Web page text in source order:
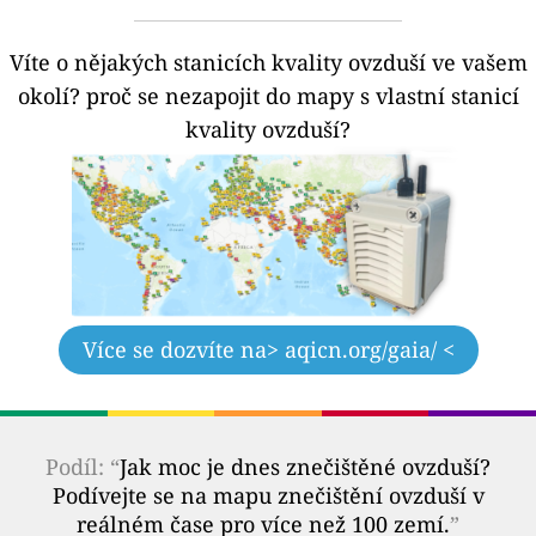
Víte o nějakých stanicích kvality ovzduší ve vašem
okolí? proč se nezapojit do mapy s vlastní stanicí
kvality ovzduší?
Více se dozvíte na> aqicn.org/gaia/ <
Podíl: “Jak moc je dnes znečištěné ovzduší?
Podívejte se na mapu znečištění ovzduší v
reálném čase pro více než 100 zemí.”